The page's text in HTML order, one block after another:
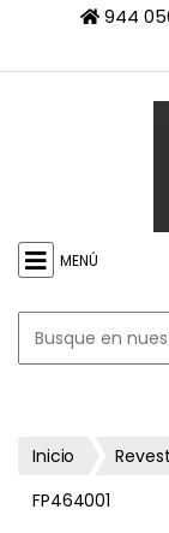
944
MENÚ
INICIO
SHOWROOM
ESPACIO
PROYECTOS
Inicio
FP464001